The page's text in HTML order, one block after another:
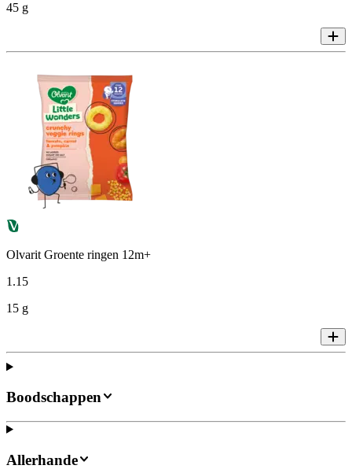
45 g
Olvarit Groente ringen 12m+
1.15
15 g
Boodschappen
Allerhande